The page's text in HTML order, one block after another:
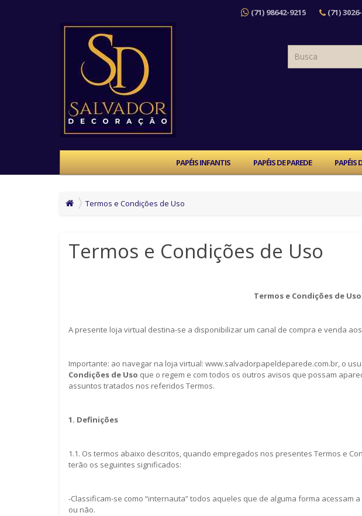
(71) 98642-9215 (71)
PAPÉIS INFANTIS PAPÉIS DE PAREDE PAPÉIS
Termos e Condições de Uso
Termos e Condições de Uso
Termos e Condições de Uso
A presente loja virtual destina-se a disponibilizar um canal de compra e venda
Importante: ao navegar na loja virtual: www.salvadorpapeldeparede.com.br, o
Condições de Uso que o regem e com todos os outros avisos que possam
assuntos tratados nos referidos Termos.
1. Definições
1.1. Os termos abaixo descritos, quando empregados nos presentes Termos e
terão os seguintes significados:
-Classificam-se como “internauta” todos aqueles que de alguma forma acessam
ou não.